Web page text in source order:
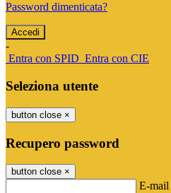
Password dimenticata?
-
Entra con SPID Entra con CIE
Seleziona utente
button close ×
Recupero password
button close ×
E-mail